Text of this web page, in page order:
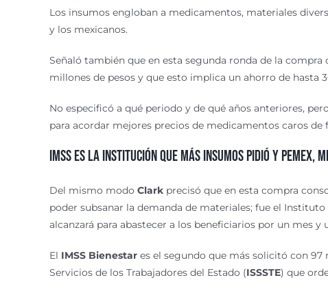
Los insumos engloban a medicamentos, materiales
y los mexicanos.
Señaló también que en esta segunda ronda de la
millones de pesos y que esto implica un ahorro de hasta
No especificó a qué periodo y de qué años anteriores,
para acordar mejores precios de medicamentos caros
IMSS es la institución que más insumos pidió y PEMEX,
Del mismo modo Clark precisó que en esta compra
poder subsanar la demanda de materiales; fue el
alcanzará para abastecer a los beneficiarios por un mes y
El IMSS Bienestar es el segundo que más solicitó con 97
Servicios de los Trabajadores del Estado (ISSSTE) que